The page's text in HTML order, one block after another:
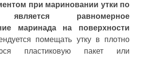
при мариновании утки по
является равномерное
маринада на поверхности
помещать утку в плотно
пластиковую пакет или